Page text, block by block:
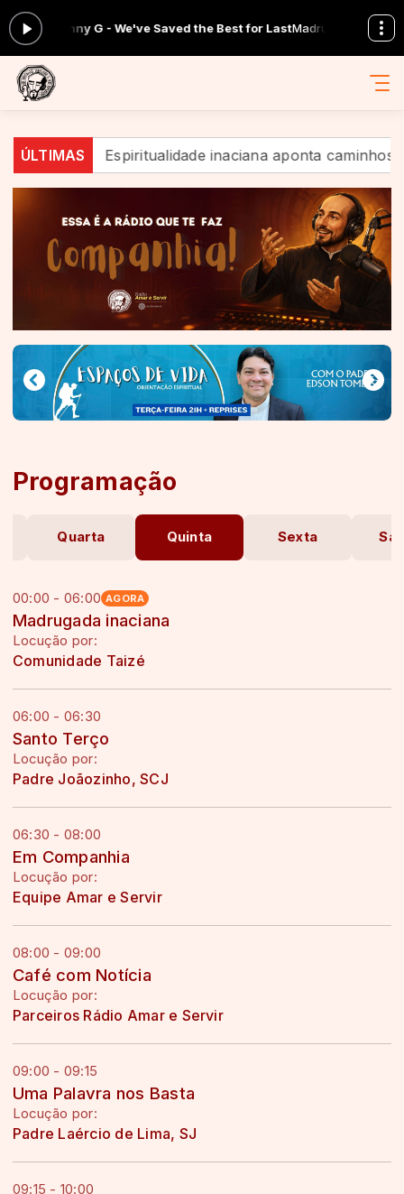
G - We've Saved the Best for LastMadrugada inaciana com
ÚLTIMAS
Espiritualidade inaciana aponta caminhos de
Programação
Quarta Quinta Sexta
00:00 - 06:00 AGORA
Madrugada inaciana
Locução por:
Comunidade Taizé
06:00 - 06:30
Santo Terço
Locução por:
Padre Joãozinho, SCJ
06:30 - 08:00
Em Companhia
Locução por:
Equipe Amar e Servir
08:00 - 09:00
Café com Notícia
Locução por:
Parceiros Rádio Amar e Servir
09:00 - 09:15
Uma Palavra nos Basta
Locução por:
Padre Laércio de Lima, SJ
09:15 - 10:00